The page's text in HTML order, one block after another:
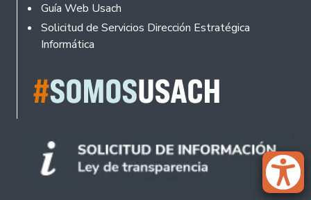
Guía Web Usach
Solicitud de Servicios Dirección Estratégica
Informática